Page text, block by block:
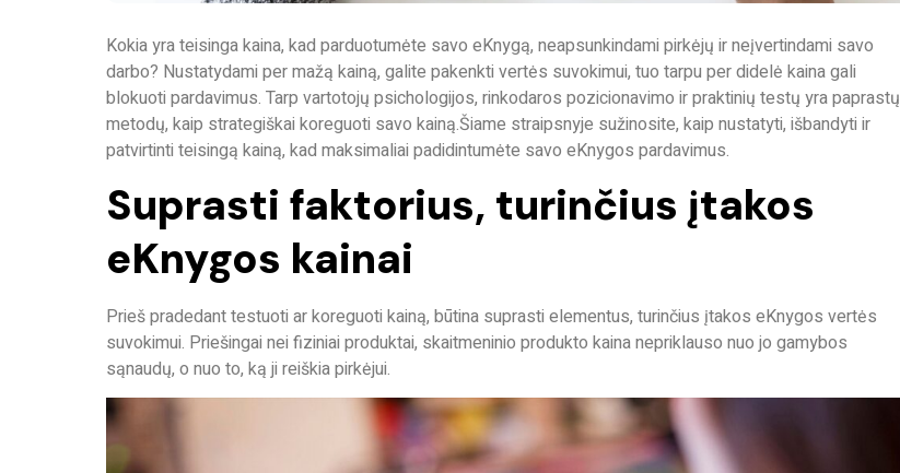
Kokia yra teisinga kaina, kad parduotumėte savo eKnygą, neapsunkindami pirkėjų ir neįvertindami savo
darbo? Nustatydami per mažą kainą, galite pakenkti vertės suvokimui, tuo tarpu per didelė kaina gali
blokuoti pardavimus. Tarp vartotojų psichologijos, rinkodaros pozicionavimo ir praktinių testų yra paprastų
metodų, kaip strategiškai koreguoti savo kainą.Šiame straipsnyje sužinosite, kaip nustatyti, išbandyti ir
patvirtinti teisingą kainą, kad maksimaliai padidintumėte savo eKnygos pardavimus.
Suprasti faktorius, turinčius įtakos
eKnygos kainai
Prieš pradedant testuoti ar koreguoti kainą, būtina suprasti elementus, turinčius įtakos eKnygos vertės
suvokimui. Priešingai nei fiziniai produktai, skaitmeninio produkto kaina nepriklauso nuo jo gamybos
sąnaudų, o nuo to, ką ji reiškia pirkėjui.